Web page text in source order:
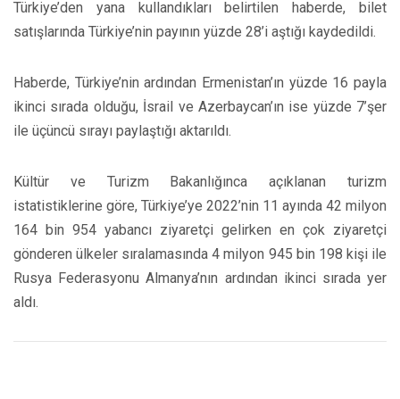
Türkiye’den yana kullandıkları belirtilen haberde, bilet
satışlarında Türkiye’nin payının yüzde 28’i aştığı kaydedildi.
Haberde, Türkiye’nin ardından Ermenistan’ın yüzde 16 payla
ikinci sırada olduğu, İsrail ve Azerbaycan’ın ise yüzde 7’şer
ile üçüncü sırayı paylaştığı aktarıldı.
Kültür ve Turizm Bakanlığınca açıklanan turizm
istatistiklerine göre, Türkiye’ye 2022’nin 11 ayında 42 milyon
164 bin 954 yabancı ziyaretçi gelirken en çok ziyaretçi
gönderen ülkeler sıralamasında 4 milyon 945 bin 198 kişi ile
Rusya Federasyonu Almanya’nın ardından ikinci sırada yer
aldı.